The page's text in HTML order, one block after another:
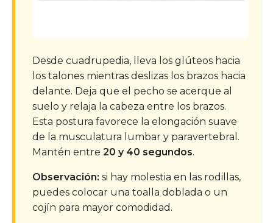
Desde cuadrupedia, lleva los glúteos hacia
los talones mientras deslizas los brazos hacia
delante. Deja que el pecho se acerque al
suelo y relaja la cabeza entre los brazos.
Esta postura favorece la elongación suave
de la musculatura lumbar y paravertebral.
Mantén entre 20 y 40 segundos.
Observación: si hay molestia en las rodillas,
puedes colocar una toalla doblada o un
cojín para mayor comodidad.